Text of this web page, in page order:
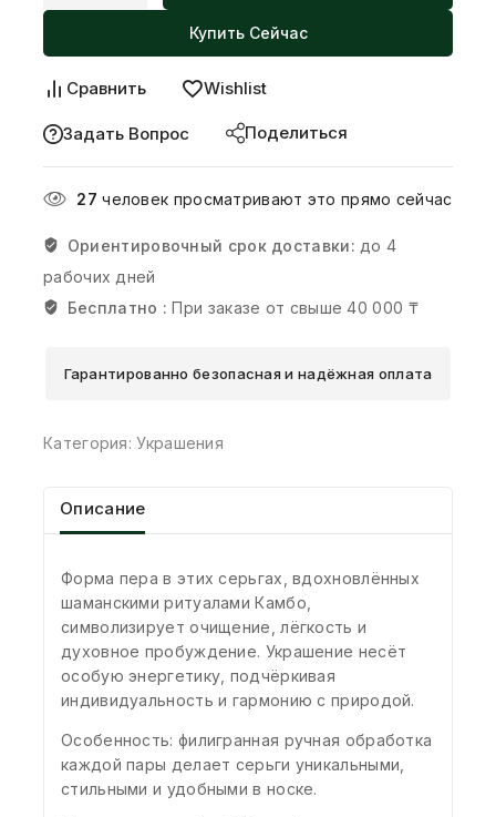
Купить Сейчас
Сравнить Wishlist
Задать Вопрос Поделиться
27 человек просматривают это прямо сейчас
Ориентировочный срок доставки: до 4
рабочих дней
Бесплатно :При заказе от свыше 40 000 ₸
Гарантированно безопасная и надёжная оплата
Категория:Украшения
Описание
Форма пера в этих серьгах, вдохновлённых
шаманскими ритуалами Камбо,
символизирует очищение, лёгкость и
духовное пробуждение. Украшение несёт
особую энергетику, подчёркивая
индивидуальность и гармонию с природой.
Особенность: филигранная ручная обработка
каждой пары делает серьги уникальными,
стильными и удобными в носке.